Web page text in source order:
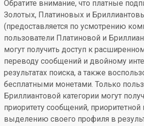
Обратите внимание, что платные
Золотых, Платиновых и
(предоставляется по усмотрению
пользователи Платиновой и
могут получить доступ к
переводу сообщений и двойному
результатах поиска, а также
бесплатными монетами. Только
Бриллиантовой категории могут
приоритету сообщений,
выделению своего профиля в